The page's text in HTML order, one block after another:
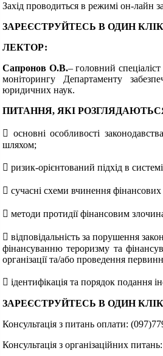
Захід проводиться в режимі он-лайн
ЗАРЕЄСТРУЙТЕСЬ В ОДИН
ЛЕКТОР:
Сапронов О.В.– головний
моніторингу Департаменту
юридичних наук.
ПИТАННЯ, ЯКІ
 основні особливості
шляхом;
 ризик-орієнтований підхід в
 сучасні схеми вчинення фінансових
 методи протидії фінансовим
 відповідальність за порушення
фінансуванню тероризму та
організації та/або проведення
 ідентифікація та порядок подання
ЗАРЕЄСТРУЙТЕСЬ В ОДИН
Консультація з питань оплати:
Консультація з організаційних